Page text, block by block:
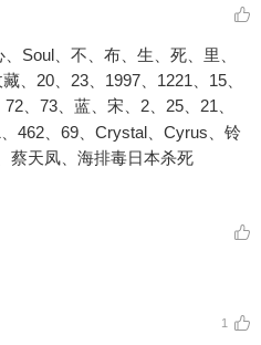
Soul、不、布、生、死、里、
、20、23、1997、1221、15、
、73、蓝、宋、2、25、21、
462、69、Crystal、Cyrus、铃
蔡天凤、海排毒日本杀死
1